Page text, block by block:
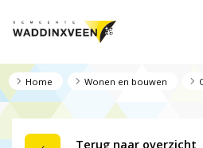
Home Wonen en bouwen
Terug naar overzicht